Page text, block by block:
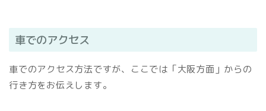
車でのアクセス
車でのアクセス方法ですが、ここでは「大阪方面」からの
行き方をお伝えします。